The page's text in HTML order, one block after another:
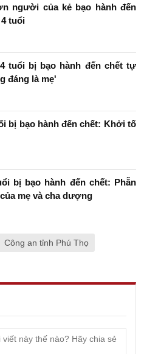
người của kẻ bạo hành đến
tuổi
tuổi bị bạo hành đến chết tự
đáng là mẹ'
bị bạo hành đến chết: Khởi tố
bị bạo hành đến chết: Phẫn
mẹ và cha dượng
Công an tỉnh Phú Thọ